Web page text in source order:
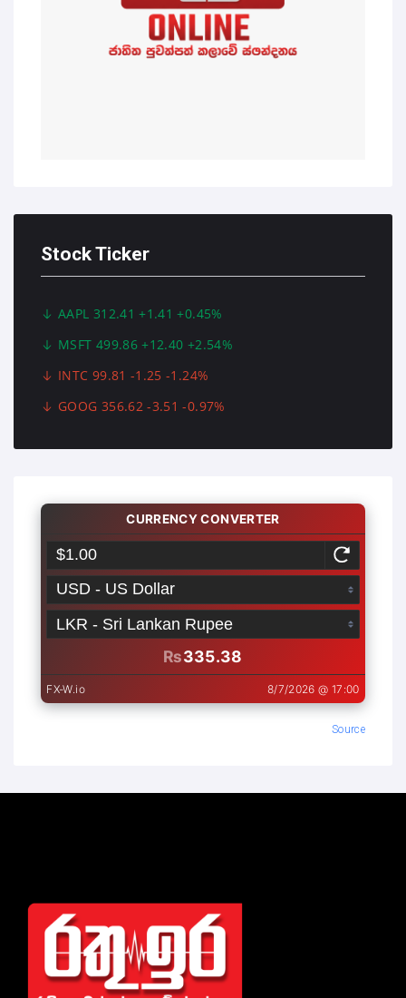
Stock Ticker
AAPL 312.41 +1.41 +0.45%
MSFT 499.86 +12.40 +2.54%
INTC 99.81 -1.25 -1.24%
GOOG 356.62 -3.51 -0.97%
Source